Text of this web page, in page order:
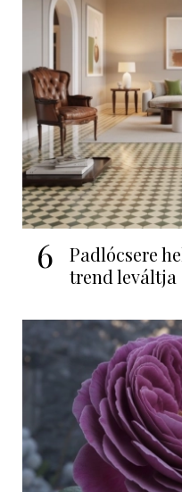
6
Padlócsere
trend leváltja